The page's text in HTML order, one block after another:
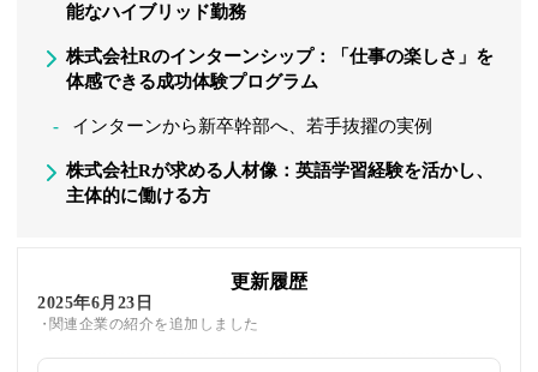
能なハイブリッド勤務
株式会社Rのインターンシップ：「仕事の楽しさ」を
体感できる成功体験プログラム
インターンから新卒幹部へ、若手抜擢の実例
株式会社Rが求める人材像：英語学習経験を活かし、
主体的に働ける方
更新履歴
2025年6月23日
関連企業の紹介を追加しました